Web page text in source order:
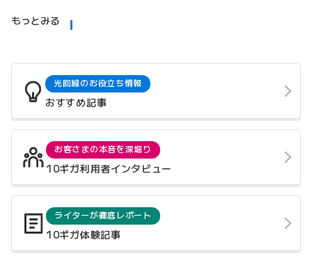
もっとみる
光回線のお役立ち情報
おすすめ記事
お客さまの本音を深堀り
10ギガ利用者インタビュー
ライターが徹底レポート
10ギガ体験記事